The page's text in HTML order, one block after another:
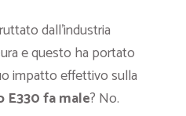
dall’industria
e questo ha portato
impatto effettivo sulla
fa male? No.